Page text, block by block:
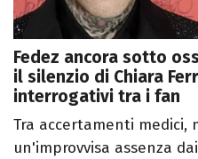
Fedez ancora sotto
il silenzio di Chiara
interrogativi tra i fan
Tra accertamenti medici,
un'improvvisa assenza